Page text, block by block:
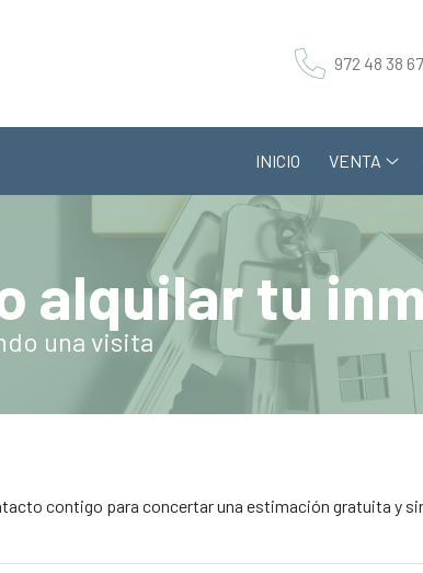
972 48 38 67
INICIO VENTA
alquilar tu
una visita
contigo para concertar una estimación gratuita y